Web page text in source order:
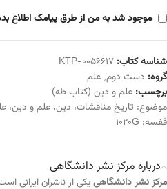
موجود شد به من از طرق پیامک اطلاع
شناسه کتاب: KTP-0056617
گروه: دست دوم, علم
برچسب: علم و دین (کتاب طه)
موضوع: تاریخ مناقشات، دین، علم و دین،
قفسه: 1020G
درباره مرکز نشر دانشگاهی
مرکز نشر دانشگاهی